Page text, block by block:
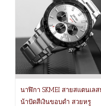
นาฬิกา SKMEI สายสแตนเลส
น้าปัดสีเงินขอบดำ สวยหรู